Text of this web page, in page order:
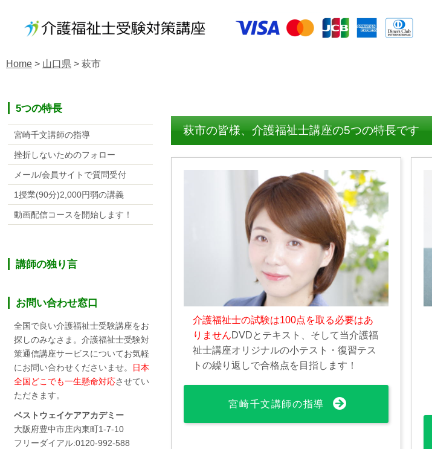
Home > 山口県 > 萩市
萩市の皆様、介護福祉士講座の5つの特長です
介護福祉士の試験は100点を取る必要はあ
りませんDVDとテキスト、そして当介護福
祉士講座オリジナルの小テスト・復習テス
トの繰り返しで合格点を目指します！
宮崎千文講師の指導
5つの特長
宮崎千文講師の指導
挫折しないためのフォロー
メール/会員サイトで質問受付
1授業(90分)2,000円弱の講義
動画配信コースを開始します！
講師の独り言
お問い合わせ窓口
全国で良い介護福祉士受験講座をお
探しのみなさま。介護福祉士受験対
策通信講座サービスについてお気軽
にお問い合わせくださいませ。 日本
全国どこでも一生懸命対応させてい
ただきます。
ベストウェイケアアカデミー
大阪府豊中市庄内東町1-7-10
フリーダイアル:0120-992-588